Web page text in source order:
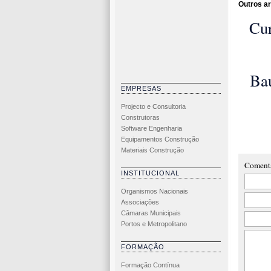
EMPRESAS
Projecto e Consultoria
Construtoras
Software Engenharia
Equipamentos Construção
Materiais Construção
INSTITUCIONAL
Organismos Nacionais
Associações
Câmaras Municipais
Portos e Metropolitano
FORMAÇÃO
Formação Contínua
Outros